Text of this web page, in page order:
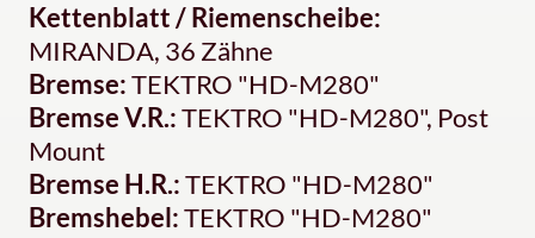
Kettenblatt / Riemenscheibe:
MIRANDA, 36 Zähne
Bremse:TEKTRO "HD-M280"
Bremse V.R.:TEKTRO "HD-M280", Post
Mount
Bremse H.R.:TEKTRO "HD-M280"
Bremshebel:TEKTRO "HD-M280"